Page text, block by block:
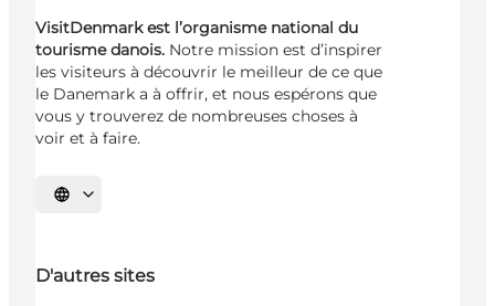
VisitDenmark est l’organisme national du
tourisme danois. Notre mission est d’inspirer
les visiteurs à découvrir le meilleur de ce que
le Danemark a à offrir, et nous espérons que
vous y trouverez de nombreuses choses à
voir et à faire.
Choisissez la langue
D'autres sites